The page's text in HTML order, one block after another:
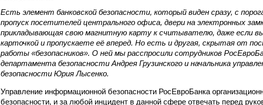
Есть элемент банковской безопасности, который виден сразу, с
пропуск посетителей центрального офиса, двери на электронных
прикладывающая свою магнитную карту к считывателю, даже если
карточкой и пропускаете её вперед. Но есть и другая, скрытая от
работы «безопасников». О ней мы расспросили сотрудников
департамента безопасности Андрея Грузинского и начальника
безопасности Юрия Лысенко.
Управление информационной безопасности РосЕвроБанка
безопасности, и за любой инцидент в данной сфере отвечать перед